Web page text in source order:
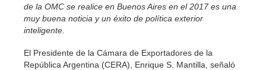
de la OMC se realice en Buenos Aires en el 2017 es una
muy buena noticia y un éxito de política exterior
inteligente.
El Presidente de la Cámara de Exportadores de la
República Argentina (CERA), Enrique S. Mantilla, señaló